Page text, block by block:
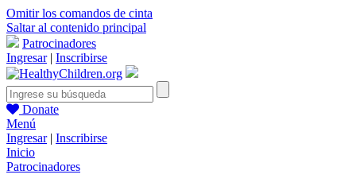
Omitir los comandos de cinta
Saltar al contenido principal
Patrocinadores
Ingresar| Inscribirse
Donate
Menú
Ingresar| Inscribirse
Inicio
Patrocinadores